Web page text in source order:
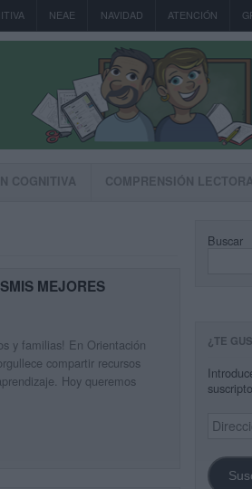
NEAE NAVIDAD ATENCIÓN
COGNITIVA COMPRENSIÓN LECTORA
MEJORES
y familias! En Orientación
compartir recursos
Hoy queremos
Buscar
¿TE
Dirección
de